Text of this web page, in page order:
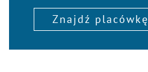
Znajdź placówkę